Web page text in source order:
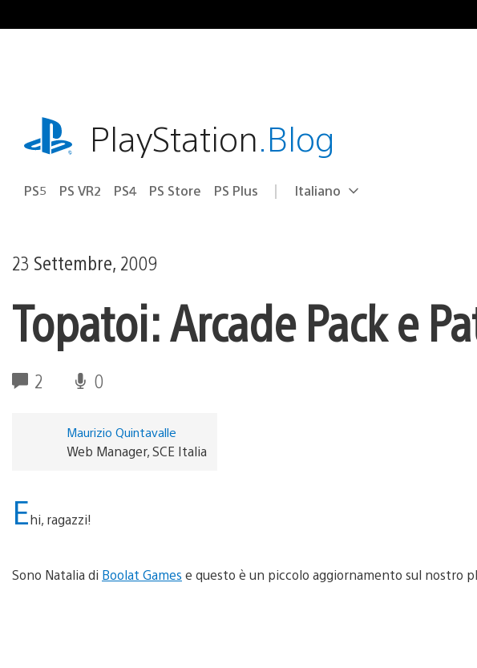
al
playstation.comPlayStation.Blog
PS5 PS VR2 PS4 PS Store PS Plus Seleziona
Regione
Italiano
23 Settembre, 2009
Topatoi: Arcade Pack e
2 0
Maurizio Quintavalle
Web Manager, SCE Italia
Ehi, ragazzi!
Sono Natalia di Boolat Games e questo è un piccolo aggiornamento sul nostro